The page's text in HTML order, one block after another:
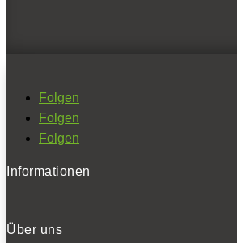
Folgen
Folgen
Folgen
Informationen
Über uns